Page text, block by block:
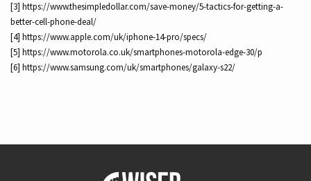
[3] https://www.thesimpledollar.com/save-money/5-tactics-for-getting-a-
better-cell-phone-deal/
[4] https://www.apple.com/uk/iphone-14-pro/specs/
[5] https://www.motorola.co.uk/smartphones-motorola-edge-30/p
[6] https://www.samsung.com/uk/smartphones/galaxy-s22/